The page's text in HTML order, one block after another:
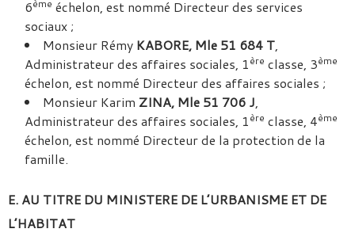
6ème échelon, est nommé Directeur des services
sociaux ;
Monsieur Rémy KABORE, Mle 51 684 T,
Administrateur des affaires sociales, 1ère classe, 3ème
échelon, est nommé Directeur des affaires sociales ;
Monsieur Karim ZINA, Mle 51 706 J,
Administrateur des affaires sociales, 1ère classe, 4ème
échelon, est nommé Directeur de la protection de la
famille.
E. AU TITRE DU MINISTERE DE L’URBANISME ET DE
L’HABITAT